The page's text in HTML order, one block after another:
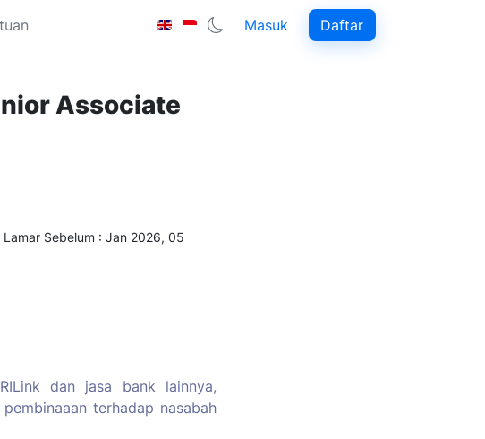
Masuk Daftar
Associate
Lamar Sebelum : Jan 2026, 05
dan jasa bank lainnya,
terhadap nasabah